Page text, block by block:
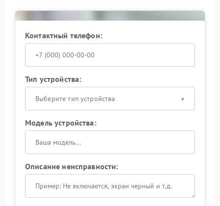
Контактный телефон:
Тип устройства:
Выберите тип устройства
Модель устройства:
Описание неисправности: